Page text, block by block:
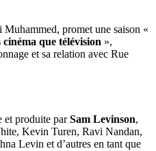
promet une saison «
que télévision »,
et sa relation avec Rue
et produite parSam Levinson,
Kevin Turen, Ravi Nandan,
Levin et d’autres en tant que